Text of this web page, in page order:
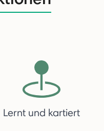
Lernt und kartiert